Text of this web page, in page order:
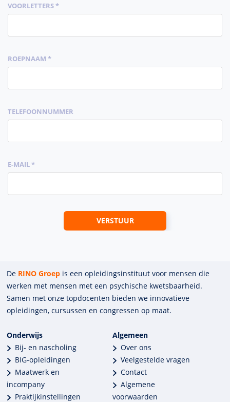
VOORLETTERS *
ROEPNAAM *
TELEFOONNUMMER
E-MAIL *
De RINO Groep is een opleidings­insti­tuut voor mensen die
werken met mensen met een psychische kwets­baar­heid.
Samen met onze top­docenten bieden we innova­tieve
opleidingen, cursussen en congres­sen op maat.
Onderwijs
Bij- en nascholing
BIG-opleidingen
Maatwerk en
incompany
Praktijkinstellingen
Algemeen
Over ons
Veelgestelde vragen
Contact
Algemene
voorwaarden